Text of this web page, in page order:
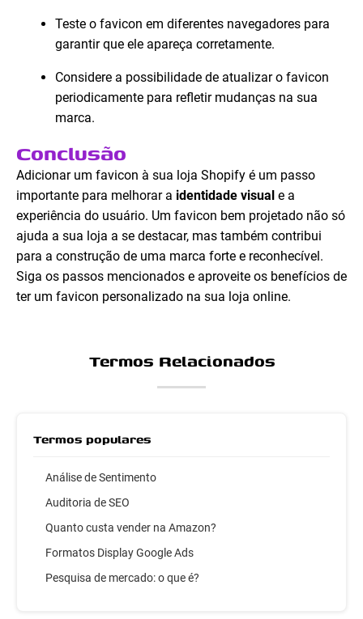
Teste o favicon em diferentes navegadores para
garantir que ele apareça corretamente.
Considere a possibilidade de atualizar o favicon
periodicamente para refletir mudanças na sua
marca.
Conclusão
Adicionar um favicon à sua loja Shopify é um passo
importante para melhorar a identidade visual e a
experiência do usuário. Um favicon bem projetado não só
ajuda a sua loja a se destacar, mas também contribui
para a construção de uma marca forte e reconhecível.
Siga os passos mencionados e aproveite os benefícios de
ter um favicon personalizado na sua loja online.
Termos Relacionados
Termos populares
Análise de Sentimento
Auditoria de SEO
Quanto custa vender na Amazon?
Formatos Display Google Ads
Pesquisa de mercado: o que é?